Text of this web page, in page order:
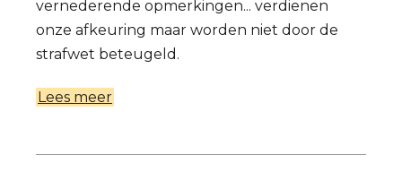
vernederende opmerkingen... verdienen
onze afkeuring maar worden niet door de
strafwet beteugeld.
Lees meer